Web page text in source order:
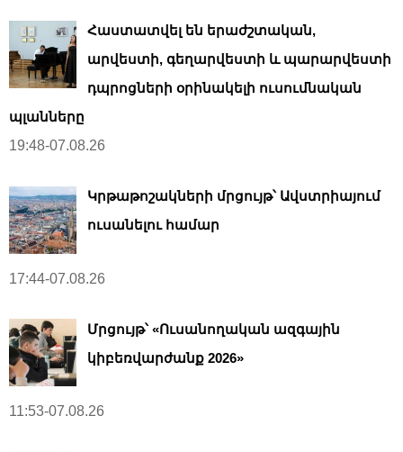
Հաստատվել են երաժշտական,
արվեստի, գեղարվեստի և պարարվեստի
դպրոցների օրինակելի ուսումնական
պլանները
19:48-07.08.26
Կրթաթոշակների մրցույթ՝ Ավստրիայում
ուսանելու համար
17:44-07.08.26
Մրցույթ՝ «Ուսանողական ազգային
կիբեռվարժանք 2026»
11:53-07.08.26